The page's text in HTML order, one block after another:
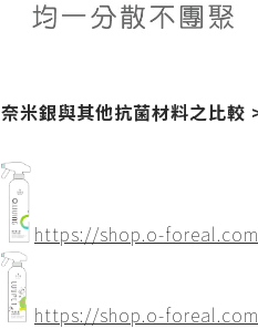
奈米銀與其他抗菌材料之比較
https://shop.o-
https://shop.o-